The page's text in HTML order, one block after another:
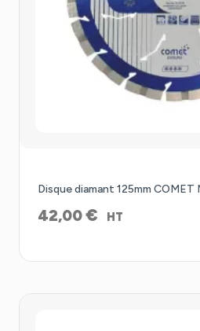
Disque diamant 125mm
42,00€ HT